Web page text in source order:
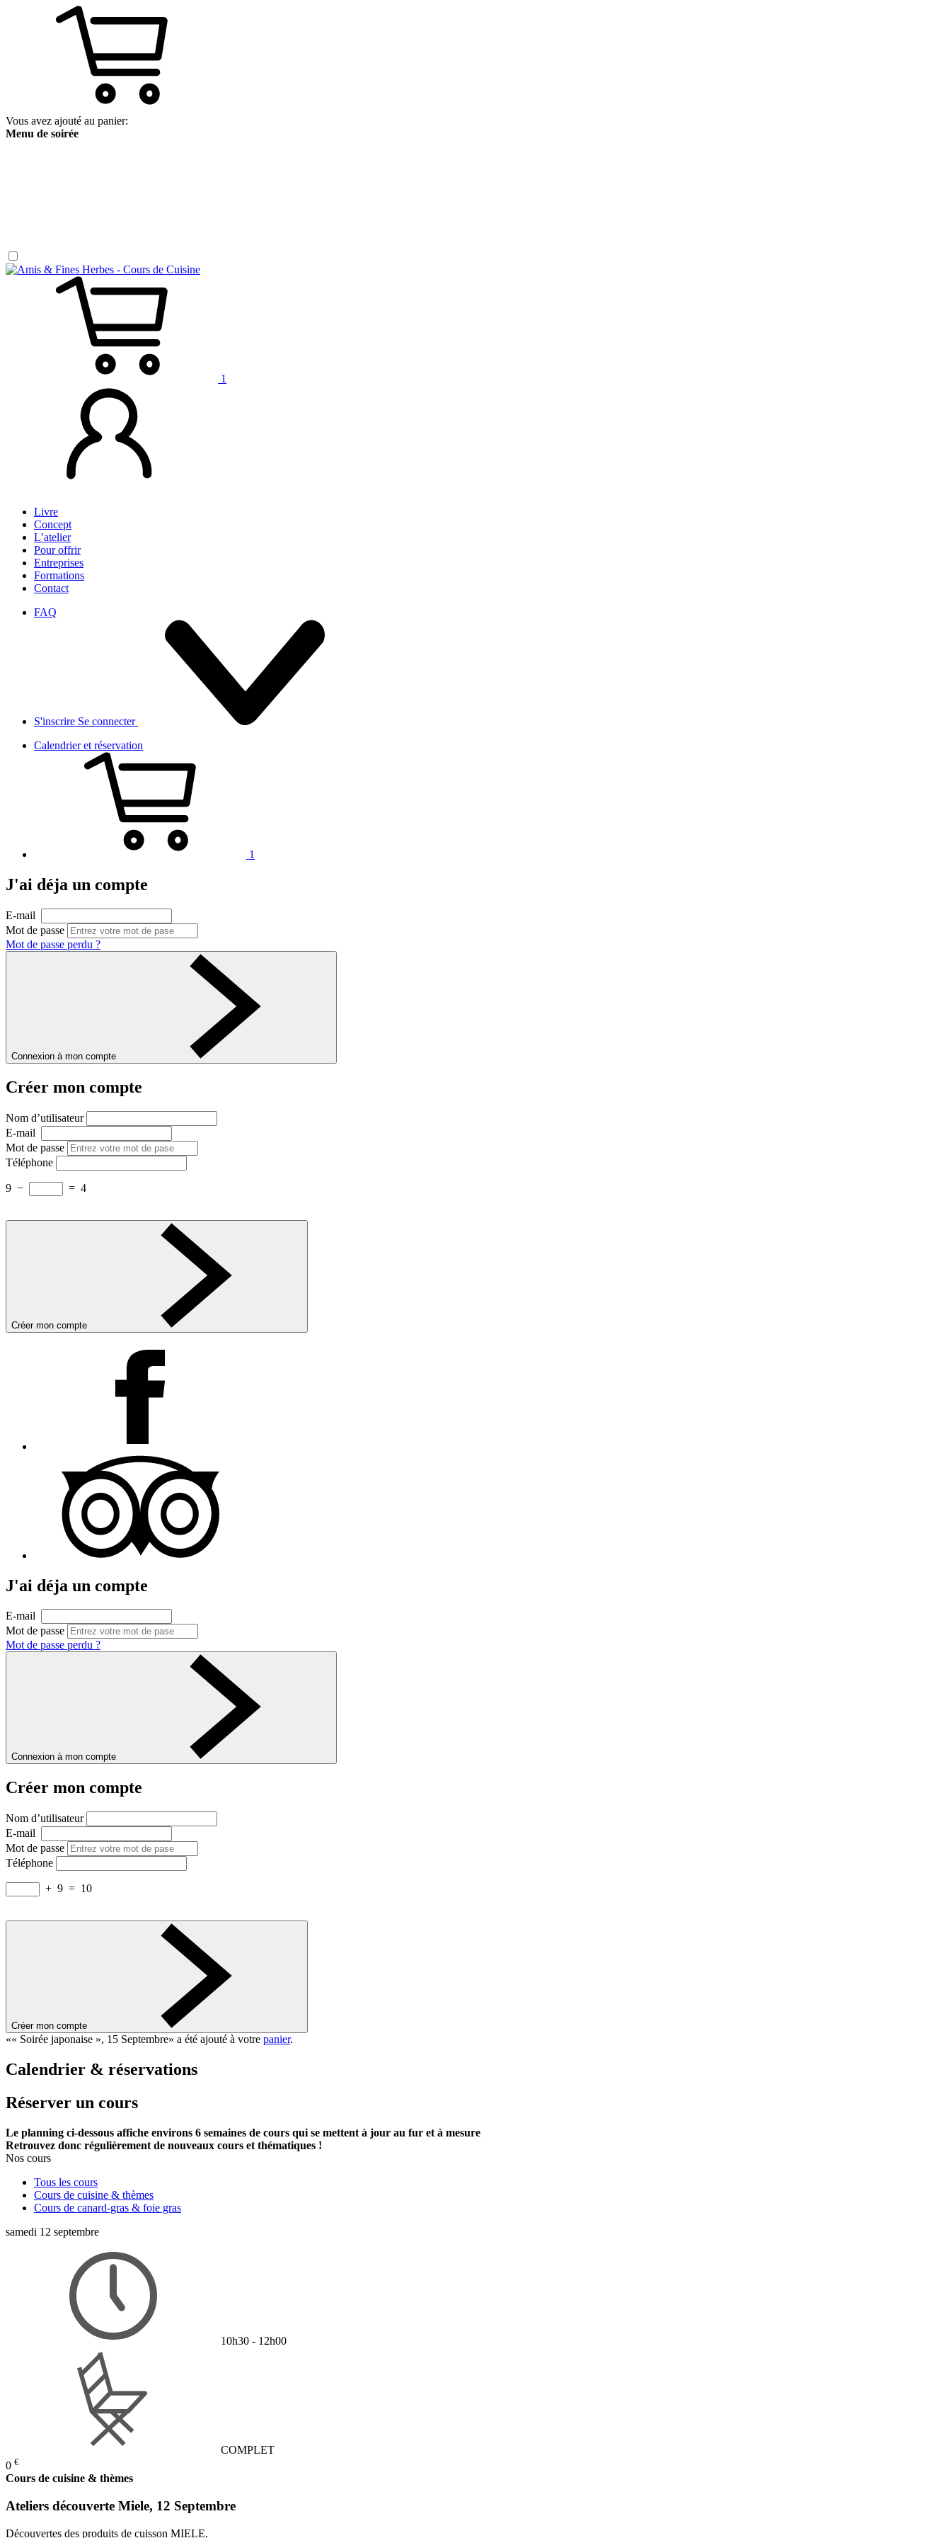
Vous avez ajouté au panier:
Menu de soirée
1
Livre
Concept
L’atelier
Pour offrir
Entreprises
Formations
Contact
FAQ
S'inscrire Se connecter
Calendrier et réservation
1
J'ai déja un compte
E-mail
Mot de passe
Mot de passe perdu ?
Connexion à mon compte
Créer mon compte
Nom d’utilisateur
E-mail
Mot de passe
Téléphone
9 − = 4
Créer mon compte
J'ai déja un compte
E-mail
Mot de passe
Mot de passe perdu ?
Connexion à mon compte
Créer mon compte
Nom d’utilisateur
E-mail
Mot de passe
Téléphone
+ 9 = 10
Créer mon compte
«« Soirée japonaise », 15 Septembre» a été ajouté à votre panier.
Calendrier & réservations
Réserver un cours
Le planning ci-dessous affiche environs 6 semaines de cours qui se mettent à jour au fur et à mesure
Retrouvez donc régulièrement de nouveaux cours et thématiques !
Nos cours
Tous les cours
Cours de cuisine & thèmes
Cours de canard-gras & foie gras
samedi 12 septembre
10h30 - 12h00
COMPLET
0 €
Cours de cuisine & thèmes
Ateliers découverte Miele, 12 Septembre
Découvertes des produits de cuisson MIELE.